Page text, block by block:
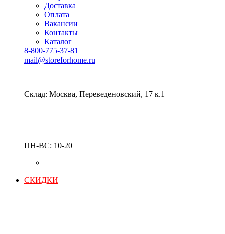
Доставка
Оплата
Вакансии
Контакты
Каталог
8-800-775-37-81
mail@storeforhome.ru
Склад: Москва, Переведеновский, 17 к.1
ПН-ВС: 10-20
СКИДКИ